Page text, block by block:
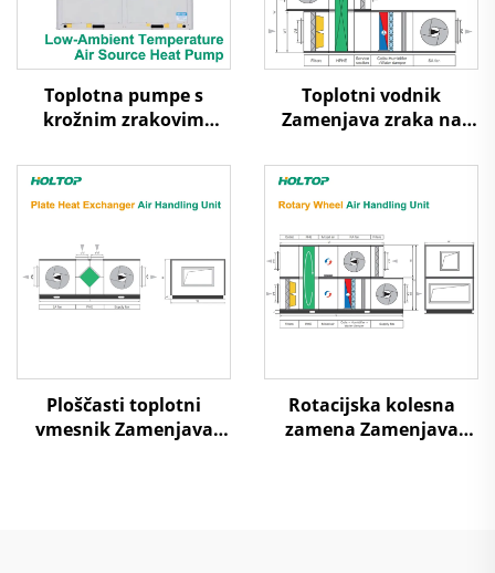
Toplotna pumpe s
krožnim zrakovim
temperature
Toplotni vodnik
Zamenjava zraka na
uporaba Obravnavni
enotski sistem
Ploščasti toplotni
vmesnik Zamenjava
Rotacijska kolesna
zamena Zamenjava